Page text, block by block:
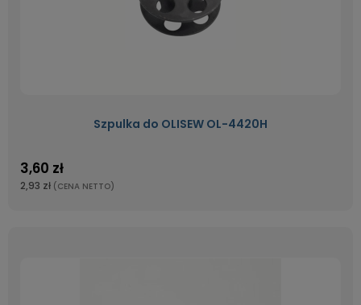
Szpulka do OLISEW OL-4420H
3,60 zł
2,93 zł (CENA NETTO)